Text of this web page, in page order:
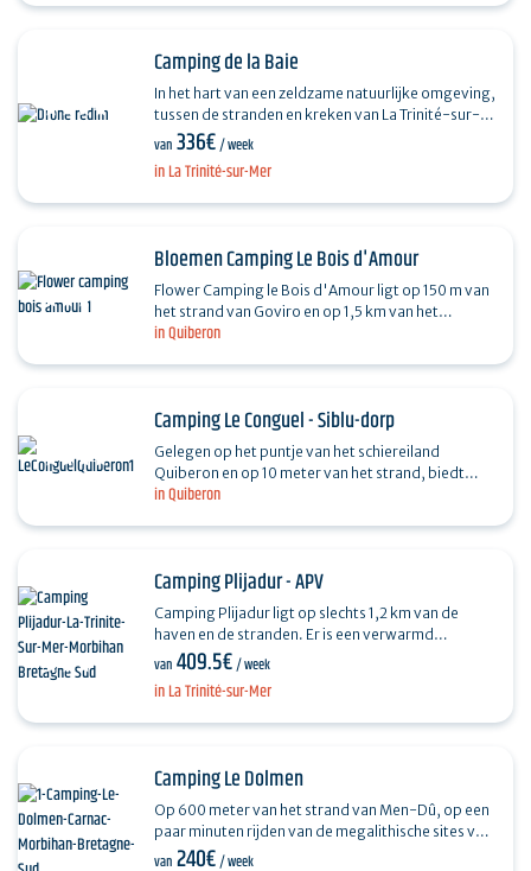
in La Trinité-sur-Mer
Camping de la Baie
In het hart van een zeldzame natuurlijke omgeving,
tussen de stranden en kreken van La Trinité-sur-
Mer, nodigt Camping de la Baie je uit voor een…
van 336€/ week
in Quiberon
Bloemen Camping Le Bois d'Amour
Flower Camping le Bois d'Amour ligt op 150 m van
het strand van Goviro en op 1,5 km van het
stadscentrum. Het is uw ideale
in Quiberon
Camping Le Conguel - Siblu-dorp
Gelegen op het puntje van het schiereiland
Quiberon en op 10 meter van het strand, biedt
Camping Le Conguel - Siblu Village een breed scala
in La Trinité-sur-Mer
Camping Plijadur - APV
Camping Plijadur ligt op slechts 1,2 km van de
haven en de stranden. Er is een verwarmd
binnenzwembad, een speeltuin en waterglijbanen,
een vijver en een…
van 409.5€/ week
Camping Le Dolmen
Op 600 meter van het strand van Men-Dû, op een
paar minuten rijden van de megalithische sites van
Carnac en dicht bij alle voorzieningen, heet
van 240€/ week